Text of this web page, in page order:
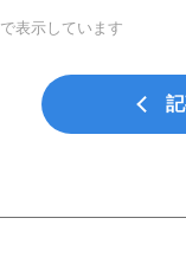
で表示しています